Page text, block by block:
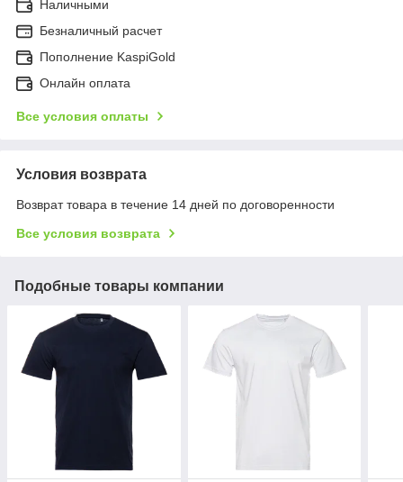
Наличными
Безналичный расчет
Пополнение KaspiGold
Онлайн оплата
Все условия оплаты
Условия возврата
Возврат товара в течение 14 дней по договоренности
Все условия возврата
Подобные товары компании